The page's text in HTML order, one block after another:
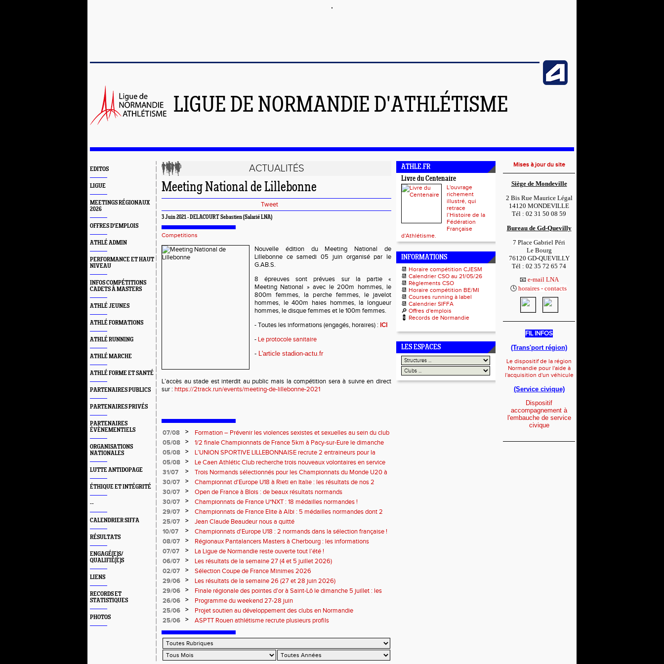
LIGUE DE NORMANDIE D'ATHLÉTISME
EDITOS
LIGUE
MEETINGS RÉGIONAUX
2026
OFFRES D'EMPLOIS
ATHLÉ ADMIN
PERFORMANCE ET HAUT
NIVEAU
INFOS COMPÉTITIONS
CADETS À MASTERS
ATHLÉ JEUNES
ATHLÉ FORMATIONS
ATHLÉ RUNNING
ATHLÉ MARCHE
ATHLÉ FORME ET SANTÉ
PARTENAIRES PUBLICS
PARTENAIRES PRIVÉS
PARTENAIRES
ÉVÈNEMENTIELS
ORGANISATIONS
NATIONALES
LUTTE ANTIDOPAGE
ÉTHIQUE ET INTÉGRITÉ
--
CALENDRIER SIFFA
RÉSULTATS
ENGAGÉ(E)S/
QUALIFIÉ(E)S
LIENS
RECORDS ET
STATISTIQUES
PHOTOS
ACTUALITÉS
Meeting National de Lillebonne
Tweet
3 Juin 2021 - DELACOURT Sebastien (Salarié LNA)
Competitions
Nouvelle édition du Meeting National de
Lillebonne ce samedi 05 juin organisé par le
G.AB.S.
8 épreuves sont prévues sur la partie «
Meeting National » avec le 200m hommes, le
800m femmes, la perche femmes, le javelot
hommes, le 400m haies hommes, la longueur
hommes, le disque femmes et le 100m femmes.
- Toutes les informations (engagés, horaires) : ICI
-Le protocole sanitaire
- L'article stadion-actu.fr
L’accès au stade est interdit au public mais la compétition sera à suivre en direct
sur : https://2track.run/events/meeting-de-lillebonne-2021
07/08 >
Formation – Prévenir les violences sexistes et sexuelles au sein du club
: le 26 septembre 2026
05/08 >
1/2 finale Championnats de France 5km à Pacy-sur-Eure le dimanche
13 septembre 2026 : les informations
05/08 >
L’UNION SPORTIVE LILLEBONNAISE recrute 2 entraineurs pour la
rentrée 2026
05/08 >
Le Caen Athlétic Club recherche trois nouveaux volontaires en service
civique à compter de septembre 2026
31/07 >
Trois Normands sélectionnés pour les Championnats du Monde U20 à
Eugene !
30/07 >
Championnat d'Europe U18 à Rieti en Italie : les résultats de nos 2
normands
30/07 >
Open de France à Blois : de beaux résultats normands
30/07
>
Championnats de France U*NXT : 18 médailles normandes !
29/07
>
Championnats de France Elite à Albi : 5 médailles normandes dont 2
titres !
25/07 >
Jean Claude Beaudeur nous a quitté
10/07
>
Championnats d'Europe U18 : 2 normands dans la sélection française !
08/07
>
Régionaux Pantalancers Masters à Cherbourg : les informations
07/07
>
La Ligue de Normandie reste ouverte tout l’été !
06/07
>
Les résultats de la semaine 27 (4 et 5 juillet 2026)
02/07
>
Sélection Coupe de France Minimes 2026
29/06
>
Les résultats de la semaine 26 (27 et 28 juin 2026)
29/06
>
Finale régionale des pointes d'or à Saint-Lô le dimanche 5 juillet : les
informations
26/06 >
Programme du weekend 27-28 juin
25/06
>
Projet soutien au développement des clubs en Normandie
25/06
> ASPTT Rouen athlétisme recrute plusieurs profils
ATHLE.FR
Livre du Centenaire
L'ouvrage
richement
illustré, qui
retrace
l’Histoire de la
Fédération
Française
d'Athlétisme.
INFORMATIONS
📆 Horaire compétition CJESM
📆 Calendrier CSO au 21/05/26
📆 Règlements CSO
📆 Horaire compétition BE/MI
📆 Courses running à label
📆 Calendrier SIFFA
🔎 Offres d'emplois
💈 Records de Normandie
LES ESPACES
Mises à jour du site
Siège de Mondeville
2 Bis Rue Maurice Légal
14120 MONDEVILLE
Tél : 02 31 50 08 59
Bureau de Gd-Quevilly
7 Place Gabriel Péri
Le Bourg
76120 GD-QUEVILLY
Tél : 02 35 72 65 74
📧 e-mail LNA
🕓 horaires - contacts1
FIL INFOS
(Trans'port région)
Le dispositif de la région
Normandie pour l'aide à
l'acquisition d'un véhicule
(Service civique)
Dispositif
accompagnement à
l'embauche de service
civique